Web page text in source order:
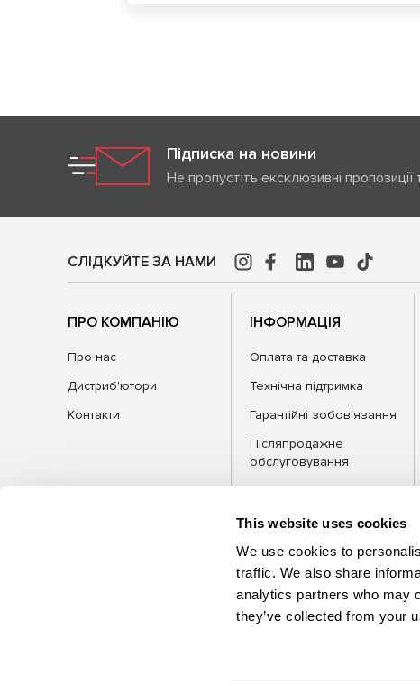
This website uses cookies
We use cookies to
traffic. We also share
analytics partners who may
they’ve collected from your
Підписка на новини
Не пропустіть ексклюзивні пропозиції
СЛІДКУЙТЕ ЗА НАМИ
ПРО КОМПАНІЮ
Про нас
Дистриб'ютори
Контакти
ІНФОРМАЦІЯ
Оплата та доставка
Технічна підтримка
Гарантійні зобов'язання
Післяпродажне
обслуговування
FAQ
Блог